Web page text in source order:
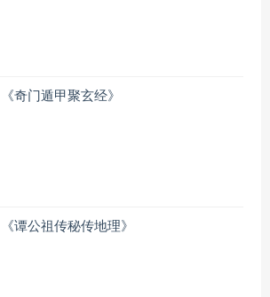
《奇门遁甲聚玄经》
《谭公祖传秘传地理》